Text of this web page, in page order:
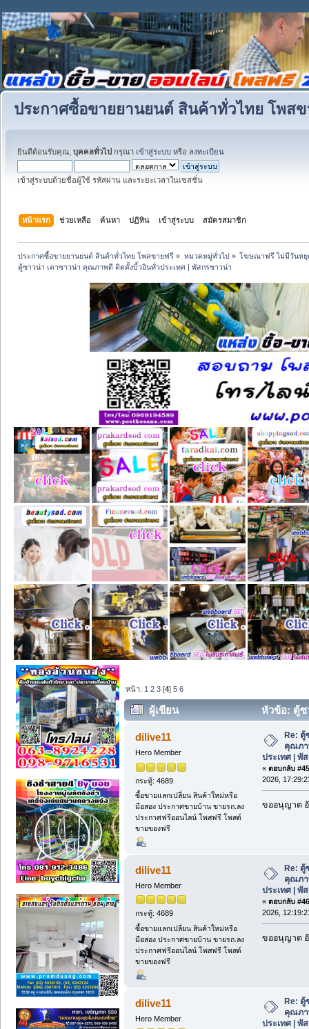
ประกาศซื้อขายยานยนต์ สินค้าทั่วไทย โพส
ยินดีต้อนรับคุณ, บุคคลทั่วไป กรุณา เข้าสู่ระบบ หรือ ลงทะเบียน
เข้าสู่ระบบด้วยชื่อผู้ใช้ รหัสผ่าน และระยะเวลาในเซสชั่น
หน้าแรก ช่วยเหลือ ค้นหา ปฏิทิน เข้าสู่ระบบ สมัครสมาชิก
ประกาศซื้อขายยานยนต์ สินค้าทั่วไทย โพสขายฟรี » หมวดหมู่ทั่วไป» โฆษณาฟรี ไม่มีวันหยุ
ตู้ซาวน่า เตาซาวน่า คุณภาพดี ติดตั้งบิ้วอินทั่วประเทศ | พัสกรซาวน่า
หน้า: 1 2 3 [4]5 6
ผู้เขียน
หัวข้อ: ตู้ซ
| พัสกรซาวน่า (อ่าน 239 ครั้ง)
dilive11
Hero Member
กระทู้: 4689
ซื้อขายแลกเปลี่ยน สินค้าใหม่หรือ
มือสอง ประกาศขายบ้าน ขายรถ.ลง
ประกาศฟรีออนไลน์ โพสฟรี โพสต์
ขายของฟรี
Re: ตู้
คุณภา
ประเทศ | พั
« ตอบกลับ
2026,
ขออนุญาต
dilive11
Hero Member
กระทู้: 4689
ซื้อขายแลกเปลี่ยน สินค้าใหม่หรือ
มือสอง ประกาศขายบ้าน ขายรถ.ลง
ประกาศฟรีออนไลน์ โพสฟรี โพสต์
ขายของฟรี
Re: ตู้
คุณภา
ประเทศ | พั
« ตอบกลับ
2026,
ขออนุญาต
dilive11
Hero Member
Re: ตู้
คุณภา
ประเทศ | พั